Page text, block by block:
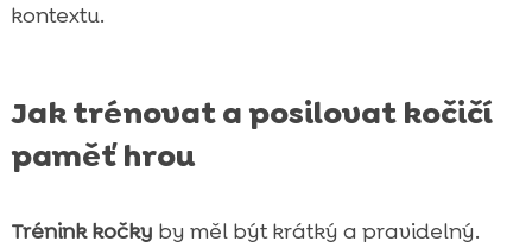
kontextu.
Jak trénovat a posilovat kočičí
paměť hrou
Trénink kočky by měl být krátký a pravidelný.